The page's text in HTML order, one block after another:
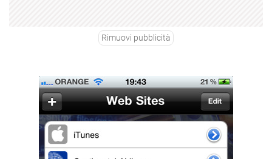
Rimuovi pubblicità